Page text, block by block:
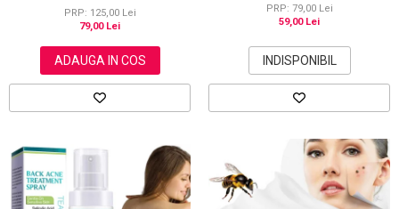
PRP: 125,00 Lei
79,00 Lei
ADAUGA IN COS
PRP: 79,00 Lei
59,00 Lei
INDISPONIBIL